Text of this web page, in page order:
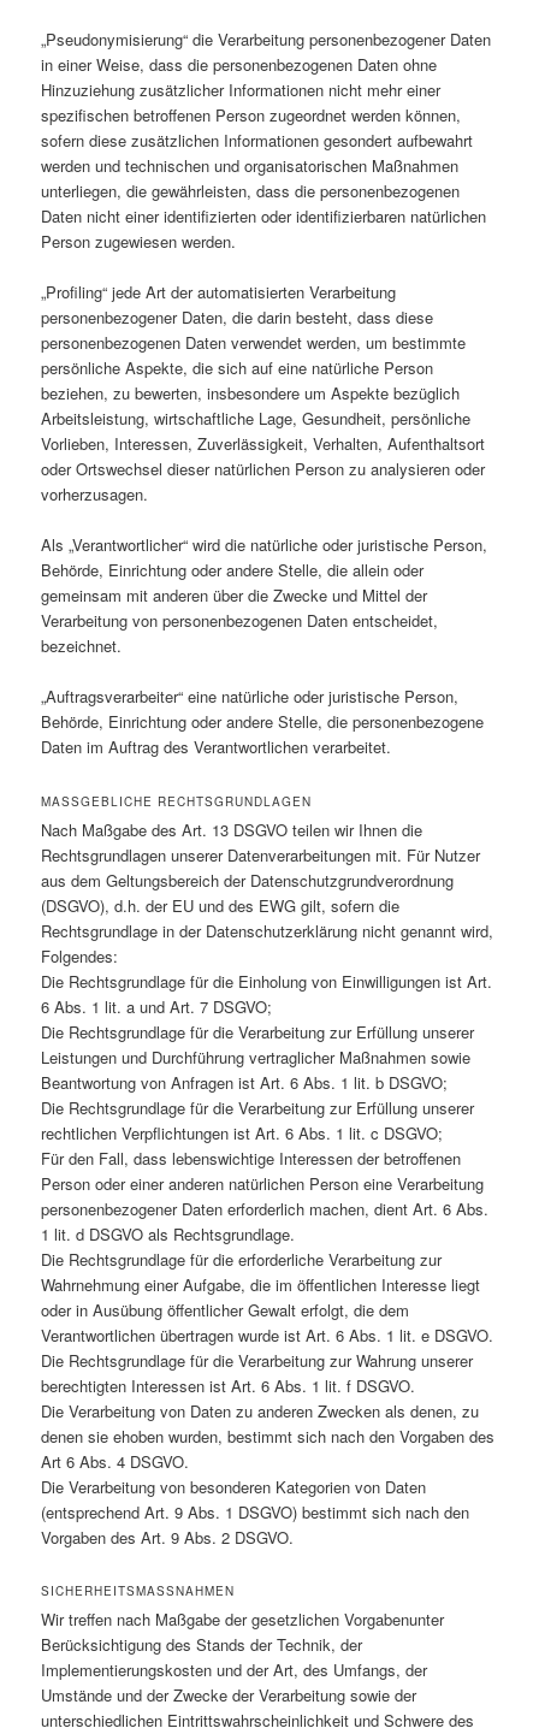
„Pseudonymisierung“ die Verarbeitung personenbezogener Daten
in einer Weise, dass die personenbezogenen Daten ohne
Hinzuziehung zusätzlicher Informationen nicht mehr einer
spezifischen betroffenen Person zugeordnet werden können,
sofern diese zusätzlichen Informationen gesondert aufbewahrt
werden und technischen und organisatorischen Maßnahmen
unterliegen, die gewährleisten, dass die personenbezogenen
Daten nicht einer identifizierten oder identifizierbaren natürlichen
Person zugewiesen werden.
„Profiling“ jede Art der automatisierten Verarbeitung
personenbezogener Daten, die darin besteht, dass diese
personenbezogenen Daten verwendet werden, um bestimmte
persönliche Aspekte, die sich auf eine natürliche Person
beziehen, zu bewerten, insbesondere um Aspekte bezüglich
Arbeitsleistung, wirtschaftliche Lage, Gesundheit, persönliche
Vorlieben, Interessen, Zuverlässigkeit, Verhalten, Aufenthaltsort
oder Ortswechsel dieser natürlichen Person zu analysieren oder
vorherzusagen.
Als „Verantwortlicher“ wird die natürliche oder juristische Person,
Behörde, Einrichtung oder andere Stelle, die allein oder
gemeinsam mit anderen über die Zwecke und Mittel der
Verarbeitung von personenbezogenen Daten entscheidet,
bezeichnet.
„Auftragsverarbeiter“ eine natürliche oder juristische Person,
Behörde, Einrichtung oder andere Stelle, die personenbezogene
Daten im Auftrag des Verantwortlichen verarbeitet.
MASSGEBLICHE RECHTSGRUNDLAGEN
Nach Maßgabe des Art. 13 DSGVO teilen wir Ihnen die
Rechtsgrundlagen unserer Datenverarbeitungen mit. Für Nutzer
aus dem Geltungsbereich der Datenschutzgrundverordnung
(DSGVO), d.h. der EU und des EWG gilt, sofern die
Rechtsgrundlage in der Datenschutzerklärung nicht genannt wird,
Folgendes:
Die Rechtsgrundlage für die Einholung von Einwilligungen ist Art.
6 Abs. 1 lit. a und Art. 7 DSGVO;
Die Rechtsgrundlage für die Verarbeitung zur Erfüllung unserer
Leistungen und Durchführung vertraglicher Maßnahmen sowie
Beantwortung von Anfragen ist Art. 6 Abs. 1 lit. b DSGVO;
Die Rechtsgrundlage für die Verarbeitung zur Erfüllung unserer
rechtlichen Verpflichtungen ist Art. 6 Abs. 1 lit. c DSGVO;
Für den Fall, dass lebenswichtige Interessen der betroffenen
Person oder einer anderen natürlichen Person eine Verarbeitung
personenbezogener Daten erforderlich machen, dient Art. 6 Abs.
1 lit. d DSGVO als Rechtsgrundlage.
Die Rechtsgrundlage für die erforderliche Verarbeitung zur
Wahrnehmung einer Aufgabe, die im öffentlichen Interesse liegt
oder in Ausübung öffentlicher Gewalt erfolgt, die dem
Verantwortlichen übertragen wurde ist Art. 6 Abs. 1 lit. e DSGVO.
Die Rechtsgrundlage für die Verarbeitung zur Wahrung unserer
berechtigten Interessen ist Art. 6 Abs. 1 lit. f DSGVO.
Die Verarbeitung von Daten zu anderen Zwecken als denen, zu
denen sie ehoben wurden, bestimmt sich nach den Vorgaben des
Art 6 Abs. 4 DSGVO.
Die Verarbeitung von besonderen Kategorien von Daten
(entsprechend Art. 9 Abs. 1 DSGVO) bestimmt sich nach den
Vorgaben des Art. 9 Abs. 2 DSGVO.
SICHERHEITSMASSNAHMEN
Wir treffen nach Maßgabe der gesetzlichen Vorgabenunter
Berücksichtigung des Stands der Technik, der
Implementierungskosten und der Art, des Umfangs, der
Umstände und der Zwecke der Verarbeitung sowie der
unterschiedlichen Eintrittswahrscheinlichkeit und Schwere des